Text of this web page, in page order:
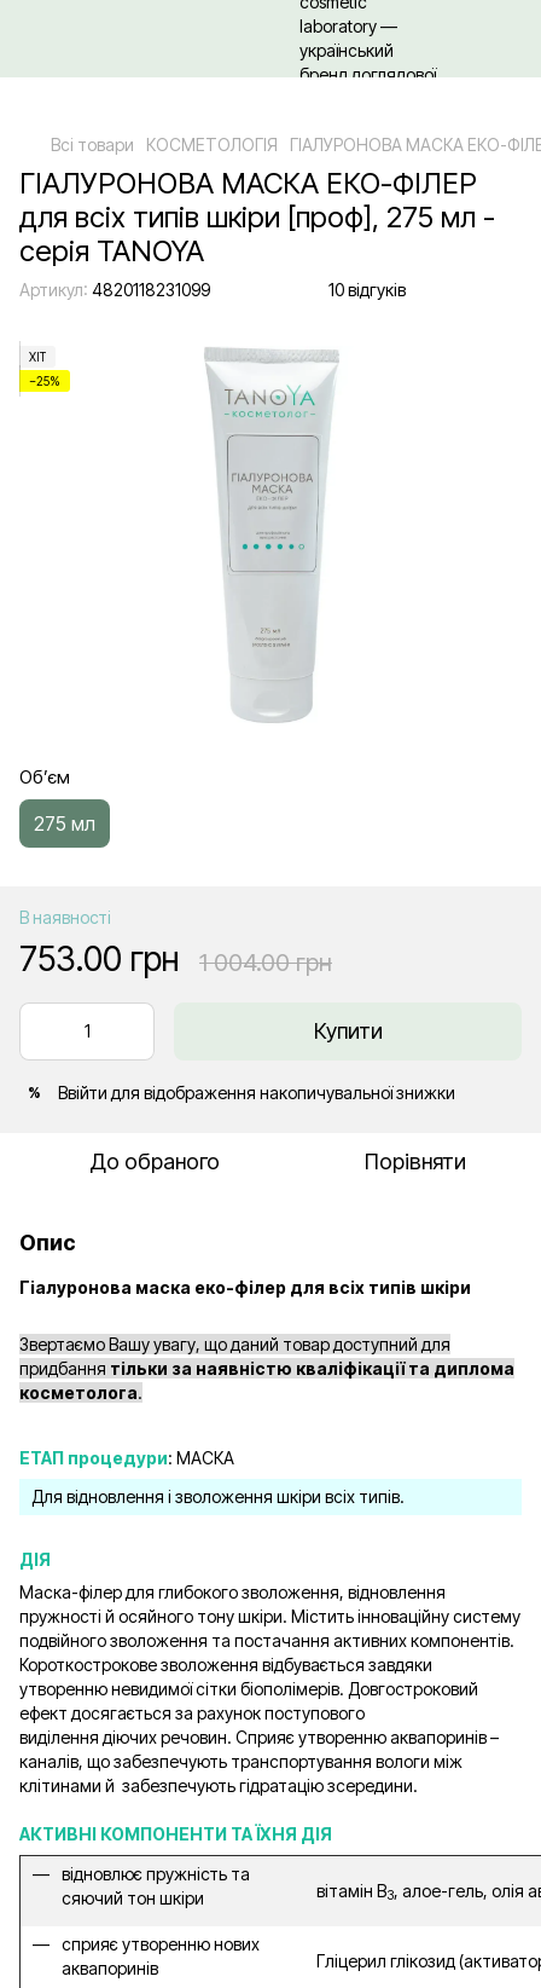
Всі товари КОСМЕТОЛОГІЯ ГІАЛУРОНОВА МАСКА ЕКО-
ГІАЛУРОНОВА МАСКА ЕКО-ФІЛЕР
для всіх типів шкіри [проф], 275 мл -
серія TANOYA
Артикул: 4820118231099 10 відгуків
ХІТ
−25%
Об’єм
275 мл
В наявності
753.00 грн 1 004.00 грн
Купити
% Ввійти для відображення накопичувальної знижки
До обраного Порівняти
Опис
Гіалуронова маска еко-філер для всіх типів шкіри
Звертаємо Вашу увагу, що даний товар доступний для
придбання тільки за наявністю кваліфікації та диплома
косметолога.
ЕТАП процедури: МАСКА
Для відновлення і зволоження шкіри всіх типів.
ДІЯ
Маска-філер для глибокого зволоження, відновлення
пружності й осяйного тону шкіри. Містить інноваційну систему
подвійного зволоження та постачання активних компонентів.
Короткострокове зволоження відбувається завдяки
утворенню невидимої сітки біополімерів. Довгостроковий
ефект досягається за рахунок поступового
виділення діючих речовин. Сприяє утворенню аквапоринів –
каналів, що забезпечують транспортування вологи між
клітинами й забезпечують гідратацію зсередини.
АКТИВНІ КОМПОНЕНТИ ТА ЇХНЯ ДІЯ
відновлює пружність та
сяючий тон шкіри
вітамін В3, алое-гель, олія
сприяє утворенню нових
аквапоринів
Гліцерил глікозид